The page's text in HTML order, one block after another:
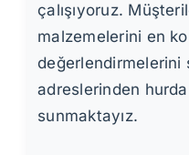
çalışıyoruz.
malzemelerini en
değerlendirmelerini
adreslerinden
sunmaktayız.